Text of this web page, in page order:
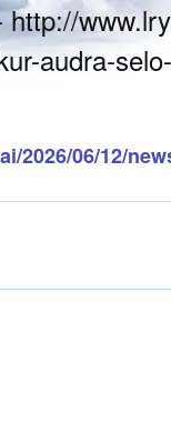
audra-
2026/06/12/